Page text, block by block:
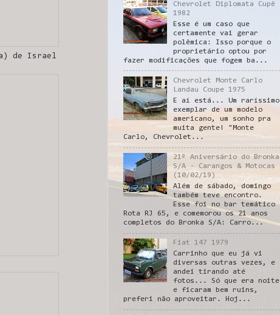
de Israel
Chevrolet Diplomata Cupê
1982
Esse é um caso que
certamente vai gerar
polêmica: Isso porque o
proprietário optou por
fazer modificações que fogem ba...
Chevrolet Monte Carlo
Landau Coupe 1975
E aí está... Um raríssimo
exemplar de um modelo
americano, um sonho pra
muita gente! "Monte
Carlo, Chevrolet...
21º Aniversário do Bronka
S/A - Carangos & Motocas
(10/02/19)
Além de sábado, domingo
também teve encontro.
Esse foi no bar temático
Rota RJ 65, e comemorou os 21 anos
completos do Bronka S/A: Carro...
Fiat 147 1979
Carrinho que eu já vi
diversas outras vezes, e
andei tirando até
fotos... Só que era noite
e ficaram bem ruins,
preferi não aproveitar. Hoj...